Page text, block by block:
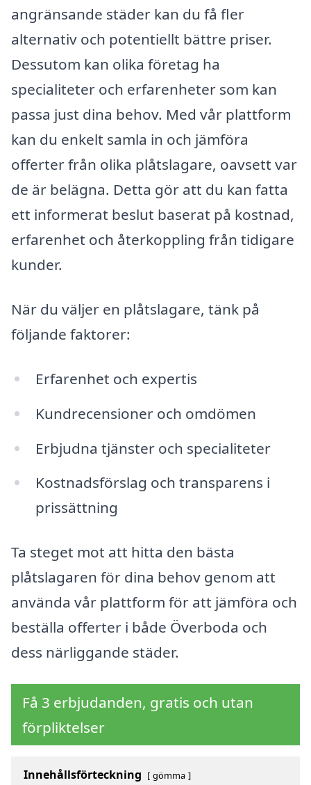
angränsande städer kan du få fler
alternativ och potentiellt bättre priser.
Dessutom kan olika företag ha
specialiteter och erfarenheter som kan
passa just dina behov. Med vår plattform
kan du enkelt samla in och jämföra
offerter från olika plåtslagare, oavsett var
de är belägna. Detta gör att du kan fatta
ett informerat beslut baserat på kostnad,
erfarenhet och återkoppling från tidigare
kunder.
När du väljer en plåtslagare, tänk på
följande faktorer:
Erfarenhet och expertis
Kundrecensioner och omdömen
Erbjudna tjänster och specialiteter
Kostnadsförslag och transparens i
prissättning
Ta steget mot att hitta den bästa
plåtslagaren för dina behov genom att
använda vår plattform för att jämföra och
beställa offerter i både Överboda och
dess närliggande städer.
Få 3 erbjudanden, gratis och utan
förpliktelser
Innehållsförteckning gömma